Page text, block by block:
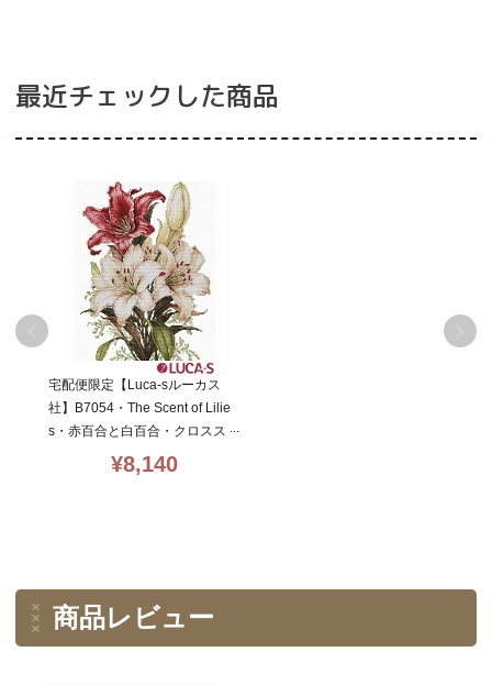
最近チェックした商品
宅配便限定【Luca-sルーカス
社】B7054・The Scent of Lilie
s・赤百合と白百合・クロスス
テッチキット・16CT・24×34・
LUCA-S社糸
¥8,140
商品レビュー